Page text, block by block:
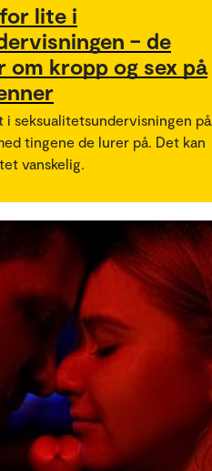
lite i
– de
kropp og sex på
i seksualitetsundervisningen på
tingene de lurer på. Det kan
vanskelig.